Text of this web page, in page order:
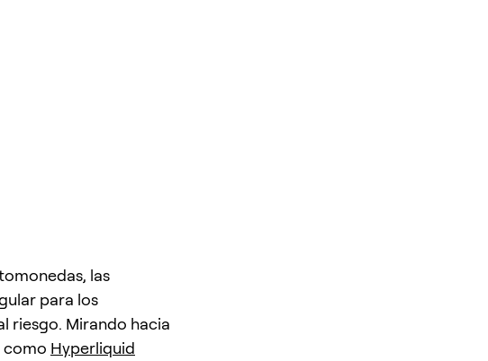
las
para los
riesgo. Mirando hacia
como Hyperliquid